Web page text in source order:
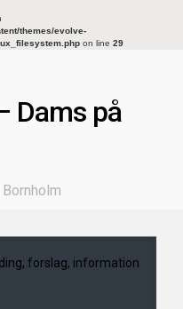
themes/evolve-
on line 29
Dams på
forslag, information